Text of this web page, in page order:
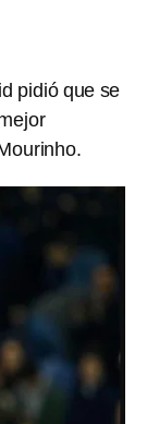
pidió que se